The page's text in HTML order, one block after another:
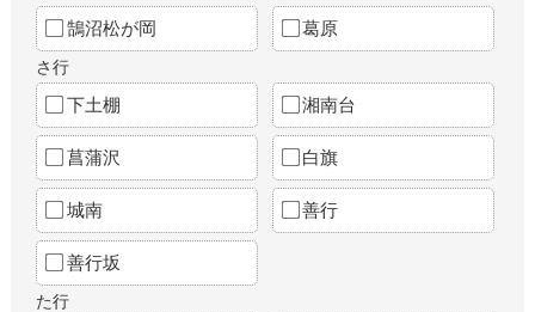
鵠沼松が岡 葛原
さ行
下土棚 湘南台
菖蒲沢 白旗
城南 善行
善行坂
た行